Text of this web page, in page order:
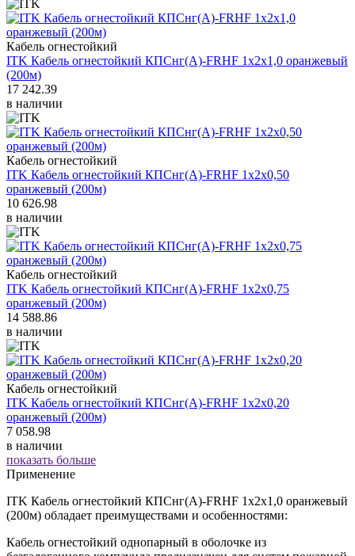
Кабель огнестойкий
ITK Кабель огнестойкий КПСнг(А)-FRHF 1х2х1,0 оранжевый
(200м)
17 242.39
в наличии
Кабель огнестойкий
ITK Кабель огнестойкий КПСнг(А)-FRHF 1х2х0,50
оранжевый (200м)
10 626.98
в наличии
Кабель огнестойкий
ITK Кабель огнестойкий КПСнг(А)-FRHF 1х2х0,75
оранжевый (200м)
14 588.86
в наличии
Кабель огнестойкий
ITK Кабель огнестойкий КПСнг(А)-FRHF 1х2х0,20
оранжевый (200м)
7 058.98
в наличии
показать больше
Применение
ITK Кабель огнестойкий КПСнг(А)-FRHF 1х2х1,0 оранжевый
(200м) обладает преимуществами и особенностями:
Кабель огнестойкий однопарный в оболочке из